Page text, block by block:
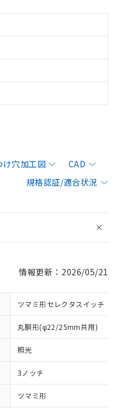
け穴加工図
CAD
規格認証/適合状況
情報更新：2026/05/21
ツマミ形セレクタスイッチ
丸胴形(φ22/25mm共用)
照光
3ノッチ
ツマミ形